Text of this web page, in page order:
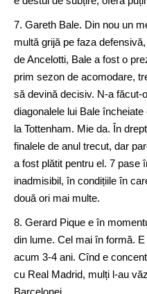
7. Gareth Bale. Din nou un
multă grijă pe faza
de Ancelotti, Bale a fost o
prim sezon de acomodare,
să devină decisiv. N-a făcut-
diagonalele lui Bale
la Tottenham. Mie da. În
finalele de anul trecut, dar
a fost plătit pentru el. 7 pase
inadmisibil, în condițiile în
două ori mai multe.
8. Gerard Pique e în
din lume. Cel mai în formă. E
acum 3-4 ani. Cînd e
cu Real Madrid, mulți l-au